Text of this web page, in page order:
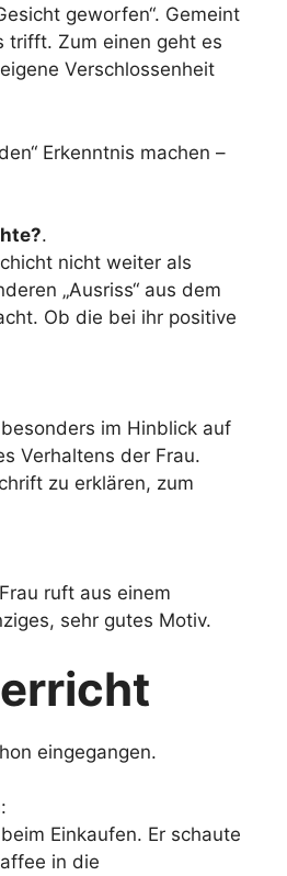
geworfen“. Gemeint
trifft. Zum einen geht es
Verschlossenheit
Erkenntnis machen –
.
nicht weiter als
„Ausriss“ aus dem
Ob die bei ihr positive
im Hinblick auf
Verhaltens der Frau.
zu erklären, zum
ruft aus einem
sehr gutes Motiv.
eingegangen.
Einkaufen. Er schaute
in die